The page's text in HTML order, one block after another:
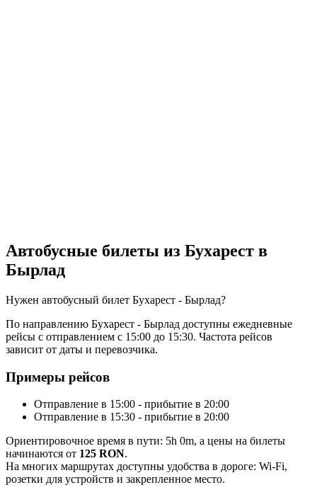
Автобусные билеты из Бухарест в
Бырлад
Нужен автобусный билет Бухарест - Бырлад?
По направлению Бухарест - Бырлад доступны ежедневные
рейсы с отправлением с 15:00 до 15:30. Частота рейсов
зависит от даты и перевозчика.
Примеры рейсов
Отправление в 15:00 - прибытие в 20:00
Отправление в 15:30 - прибытие в 20:00
Ориентировочное время в пути: 5h 0m, а цены на билеты
начинаются от 125 RON.
На многих маршрутах доступны удобства в дороге: Wi-Fi,
розетки для устройств и закрепленное место.